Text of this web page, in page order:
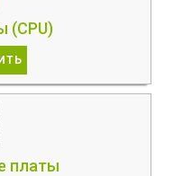
(CPU)
платы